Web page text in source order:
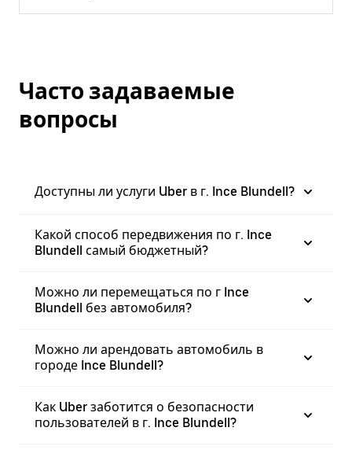
Часто задаваемые
вопросы
Доступны ли услуги Uber в г. Ince Blundell?
Какой способ передвижения по г. Ince
Blundell самый бюджетный?
Можно ли перемещаться по г Ince
Blundell без автомобиля?
Можно ли арендовать автомобиль в
городе Ince Blundell?
Как Uber заботится о безопасности
пользователей в г. Ince Blundell?